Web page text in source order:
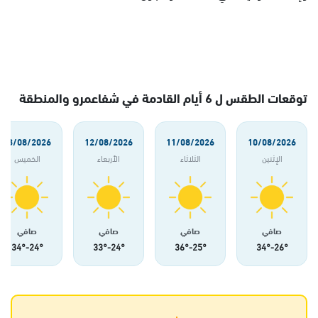
توقعات الطقس ل 6 أيام القادمة في شفاعمرو والمنطقة
10/08/2026
الإثنين
صافي
26°-34°
11/08/2026
الثلاثاء
صافي
25°-36°
12/08/2026
الأربعاء
صافي
24°-33°
13/08/2026
الخميس
صافي
24°-34°